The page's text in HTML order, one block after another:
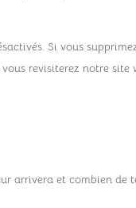
Si vous
revisiterez notre site
arrivera et combien de